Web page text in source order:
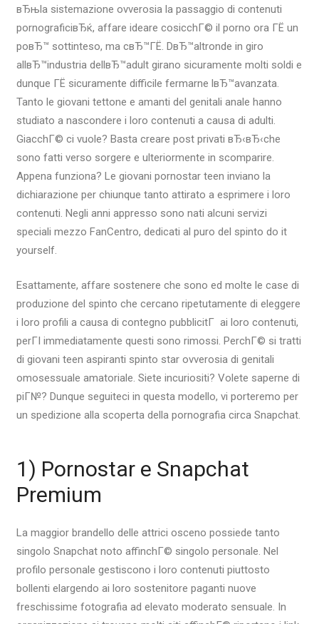
вЂњla sistemazione ovverosia la passaggio di contenuti
pornograficiвЂќ, affare ideare cosicchГ© il porno ora ГЁ un
poвЂ™ sottinteso, ma cвЂ™ГЁ. DвЂ™altronde in giro
allвЂ™industria dellвЂ™adult girano sicuramente molti soldi e
dunque ГЁ sicuramente difficile fermarne lвЂ™avanzata.
Tanto le giovani tettone e amanti del genitali anale hanno
studiato a nascondere i loro contenuti a causa di adulti.
GiacchГ© ci vuole? Basta creare post privati вЂ‹вЂ‹che
sono fatti verso sorgere e ulteriormente in scomparire.
Appena funziona? Le giovani pornostar teen inviano la
dichiarazione per chiunque tanto attirato a esprimere i loro
contenuti. Negli anni appresso sono nati alcuni servizi
speciali mezzo FanCentro, dedicati al puro del spinto do it
yourself.
Esattamente, affare sostenere che sono ed molte le case di
produzione del spinto che cercano ripetutamente di eleggere
i loro profili a causa di contegno pubblicitГ ai loro contenuti,
perГІ immediatamente questi sono rimossi. PerchГ© si tratti
di giovani teen aspiranti spinto star ovverosia di genitali
omosessuale amatoriale. Siete incuriositi? Volete saperne di
piГ№? Dunque seguiteci in questa modello, vi porteremo per
un spedizione alla scoperta della pornografia circa Snapchat.
1) Pornostar e Snapchat
Premium
La maggior brandello delle attrici osceno possiede tanto
singolo Snapchat noto affinchГ© singolo personale. Nel
profilo personale gestiscono i loro contenuti piuttosto
bollenti elargendo ai loro sostenitore paganti nuove
freschissime fotografia ad elevato moderato sensuale. In